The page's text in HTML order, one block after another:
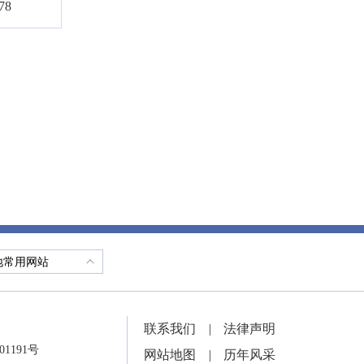
常用网站
号
联系我们 |
法律声明
网站地图
| 历年风采